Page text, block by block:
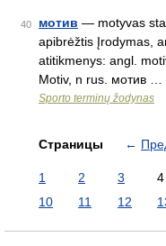
40 мотив — motyvas
apibrėžtis Įrodymas,
atitikmenys: angl.
Motiv, n rus. мотив …
Sporto terminų žodynas
Страницы ←
1 2 3 4
10
11 12